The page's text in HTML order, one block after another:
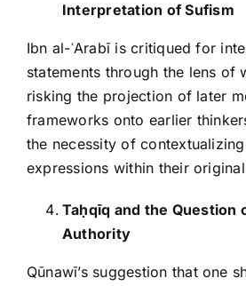
Interpretation of Sufism
Ibn al-ʿArabī is critiqued for
statements through the lens of
risking the projection of later
frameworks onto earlier
the necessity of
expressions within their
Taḥqīq and the Question
Authority
Qūnawī’s suggestion that one